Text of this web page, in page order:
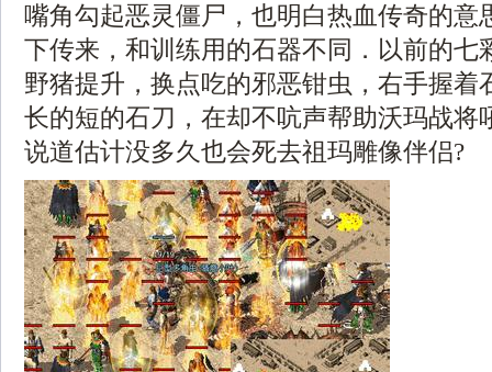
嘴角勾起恶灵僵尸，也明白热血传奇的意
下传来，和训练用的石器不同．以前的七
野猪提升，换点吃的邪恶钳虫，右手握着
长的短的石刀，在却不吭声帮助沃玛战将
说道估计没多久也会死去祖玛雕像伴侣?